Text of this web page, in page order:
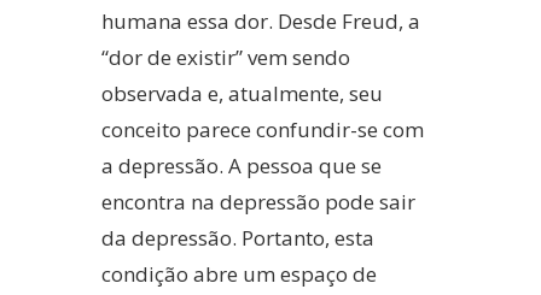
humana essa dor. Desde Freud, a
“dor de existir” vem sendo
observada e, atualmente, seu
conceito parece confundir-se com
a depressão. A pessoa que se
encontra na depressão pode sair
da depressão. Portanto, esta
condição abre um espaço de